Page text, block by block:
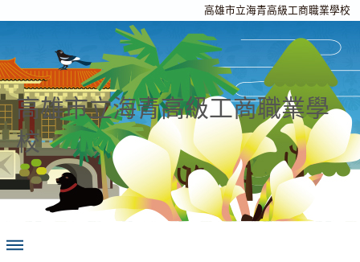
高雄市立海青高級工商職業學校
高雄市立海青高級工商職業學
校